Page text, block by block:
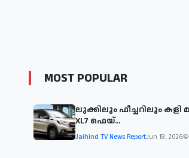
MOST POPULAR
ലുക്കിലും ഫീച്ചറിലും
XL7 ഫെയ്‌...
Jaihind TV News ReportJun 18, 2026